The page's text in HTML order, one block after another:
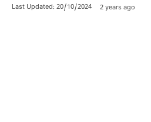
Last Updated: 20/10/2024 2 years ago